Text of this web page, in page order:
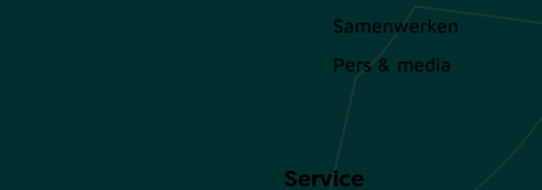
Samenwerken
Pers & media
Service